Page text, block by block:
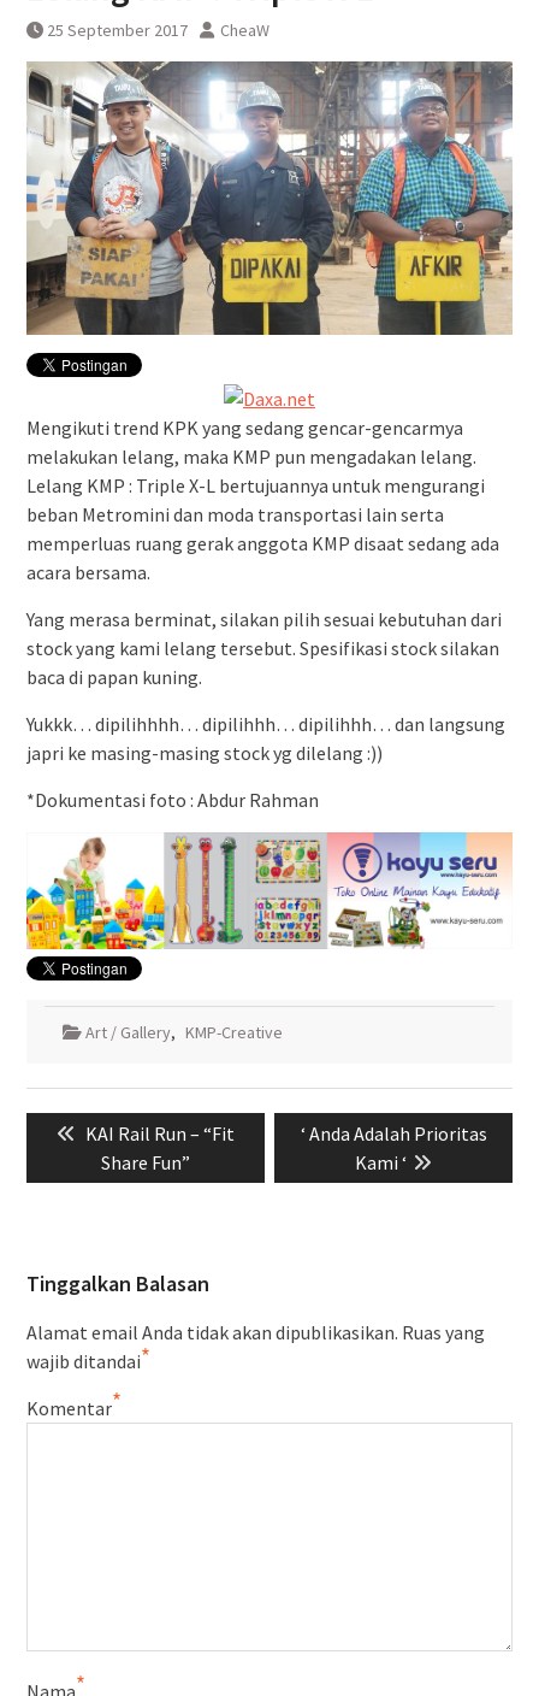
Yogyakarta
25 September 2017 CheaW
Mengikuti trend KPK yang sedang gencar-gencarmya
melakukan lelang, maka KMP pun mengadakan lelang.
Lelang KMP : Triple X-L bertujuannya untuk mengurangi
beban Metromini dan moda transportasi lain serta
memperluas ruang gerak anggota KMP disaat sedang ada
acara bersama.
Yang merasa berminat, silakan pilih sesuai kebutuhan dari
stock yang kami lelang tersebut. Spesifikasi stock silakan
baca di papan kuning.
Yukkk… dipilihhhh… dipilihhh… dipilihhh… dan langsung
japri ke masing-masing stock yg dilelang :))
*Dokumentasi foto : Abdur Rahman
Art / Gallery, KMP-Creative
pos
Previous
post:
KAI Rail Run – “Fit
Share Fun”
Next
‘ Anda Adalah Prioritas
Kami ‘
Tinggalkan Balasan
Alamat email Anda tidak akan dipublikasikan. Ruas yang
wajib ditandai*
Komentar*
Nama*